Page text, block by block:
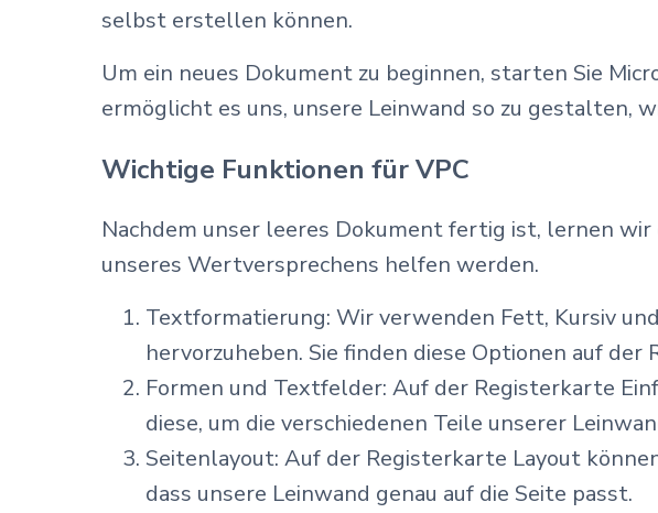
selbst erstellen können.
Um ein neues Dokument zu beginnen, starten Sie
ermöglicht es uns, unsere Leinwand so zu gestalten,
Wichtige Funktionen für VPC
Nachdem unser leeres Dokument fertig ist, lernen
unseres Wertversprechens helfen werden.
Textformatierung: Wir verwenden Fett, Kursiv
hervorzuheben. Sie finden diese Optionen auf
Formen und Textfelder: Auf der Registerkarte
diese, um die verschiedenen Teile unserer
Seitenlayout: Auf der Registerkarte Layout
dass unsere Leinwand genau auf die Seite passt.